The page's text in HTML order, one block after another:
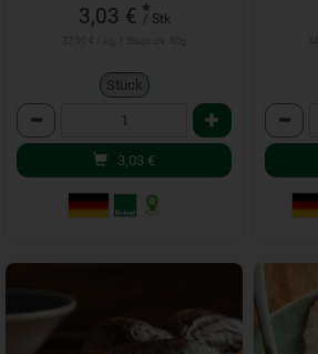
3,03 € *
/ Stk
Stück
Anzahl
3,03 €
Anzahl